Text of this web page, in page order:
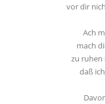
vor dir
Ach
mach
zu ruhen
daß